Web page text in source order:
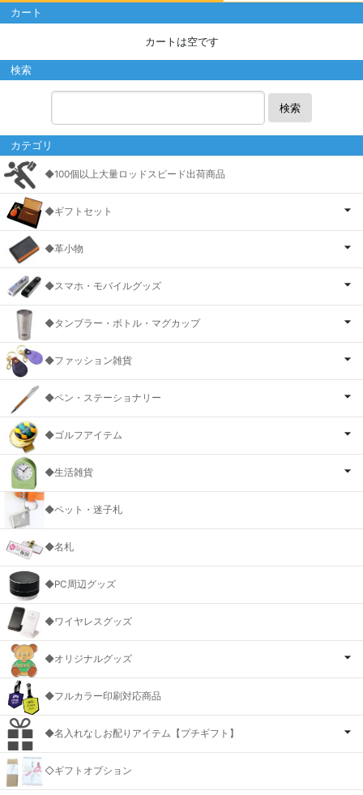
カート
カートは空です
検索
検索
カテゴリ
◆100個以上大量ロッドスピード出荷商品
◆ギフトセット
◆革小物
◆スマホ・モバイルグッズ
◆タンブラー・ボトル・マグカップ
◆ファッション雑貨
◆ペン・ステーショナリー
◆ゴルフアイテム
◆生活雑貨
◆ペット・迷子札
◆名札
◆PC周辺グッズ
◆ワイヤレスグッズ
◆オリジナルグッズ
◆フルカラー印刷対応商品
◆名入れなしお配りアイテム【プチギフト】
◇ギフトオプション